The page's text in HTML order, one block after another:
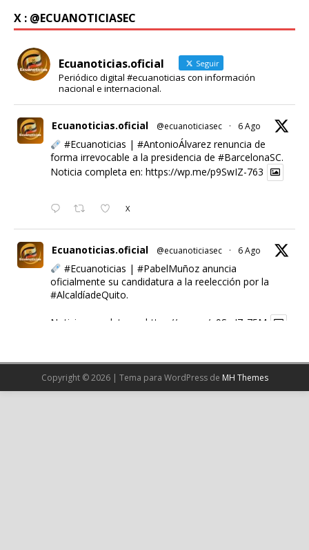
X : @ECUANOTICIASEC
Ecuanoticias.oficial Seguir
Periódico digital #ecuanoticias con información
nacional e internacional.
Ecuanoticias.oficial @ecuanoticiasec · 6 Ago
#Ecuanoticias | #AntonioÁlvarezrenuncia de
forma irrevocable a la presidencia de #BarcelonaSC.
Noticia completa en: https://wp.me/p9SwIZ-763
X
Ecuanoticias.oficial @ecuanoticiasec · 6 Ago
#Ecuanoticias | #PabelMuñozanuncia
oficialmente su candidatura a la reelección por la
#AlcaldíadeQuito.
Noticia completa en: https://wp.me/p9SwIZ-75M
Cargar más
Copyright © 2026 | Tema para WordPress de MH Themes